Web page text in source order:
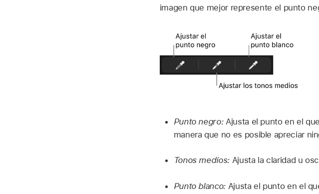
imagen que mejor represente el punto
Punto negro:Ajusta el punto en el
manera que no es posible apreciar
Tonos medios: Ajusta la claridad u
Punto blanco: Ajusta el punto en el